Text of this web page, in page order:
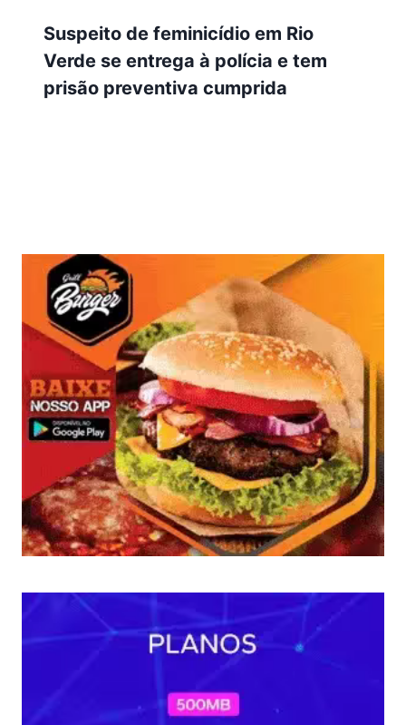
Suspeito de feminicídio em Rio
Verde se entrega à polícia e tem
prisão preventiva cumprida